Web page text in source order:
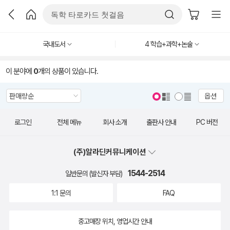
국내도서 4 학습+과학+논술
이 분야에 0개의 상품이 있습니다.
옵션
로그인 전체 메뉴 회사 소개 출판사 안내 PC 버전
(주)알라딘커뮤니케이션
일반문의 (발신자 부담) 1544-2514
1:1 문의 FAQ
중고매장 위치, 영업시간 안내